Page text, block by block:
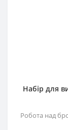
Набір для
Робота над